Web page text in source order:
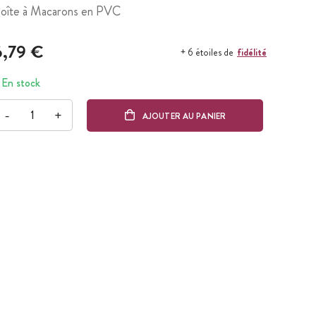
à Macarons en PVC
€ + 6 étoiles de fidélité
En stock
- + AJOUTER AU PANIER